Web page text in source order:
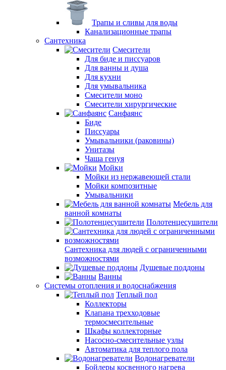
Трапы и сливы для воды
Канализационные трапы
Сантехника
Смесители
Для биде и писсуаров
Для ванны и душа
Для кухни
Для умывальника
Смесители моно
Смесители хирургические
Санфаянс
Биде
Писсуары
Умывальники (раковины)
Унитазы
Чаша генуя
Мойки
Мойки из нержавеющей стали
Мойки композитные
Умывальники
Мебель для
ванной комнаты
Полотенцесушители
Сантехника для людей с ограниченными
возможностями
Душевые поддоны
Ванны
Системы отопления и водоснабжения
Теплый пол
Коллекторы
Клапана трехходовые
термосмесительные
Шкафы коллекторные
Насосно-смесительные узлы
Автоматика для теплого пола
Водонагреватели
Бойлеры косвенного нагрева